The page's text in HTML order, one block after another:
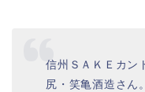
信州ＳＡＫＥカ
尻・笑亀酒造さん。